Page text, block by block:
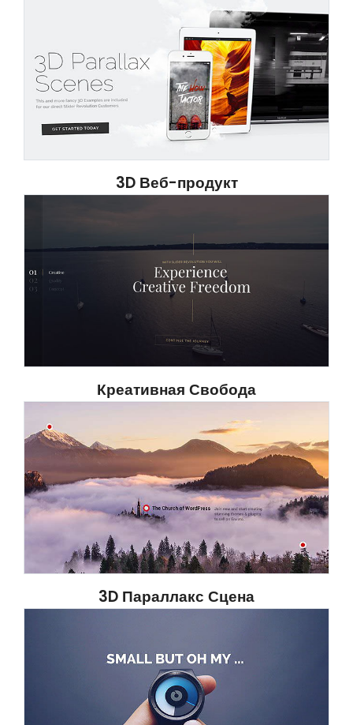
3D Веб-продукт
Креативная Свобода
3D Параллакс Сцена